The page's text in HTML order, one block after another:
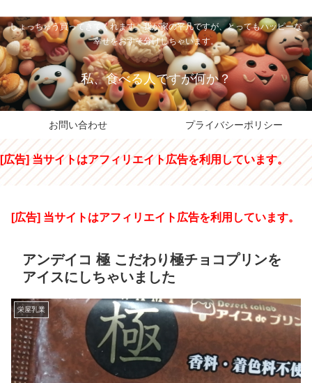
しょっちゅう買ってきてくれます。我が家の平凡ですが、とってもハッピーな
幸せをおすそ分けしちゃいます。
私、食べる人ですが何か？
お問い合わせ プライバシーポリシー
[広告] 当サイトはアフィリエイト広告を利用しています。
[広告] 当サイトはアフィリエイト広告を利用しています。
アンデイコ 極 こだわり極チョコプリンを
アイスにしちゃいました
栄屋乳業